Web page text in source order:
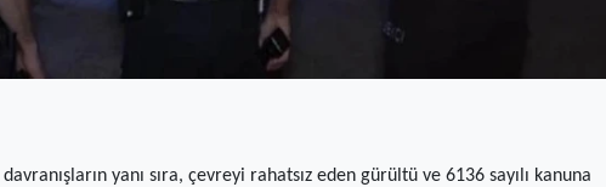
yanı sıra, çevreyi rahatsız eden gürültü ve 6136 sayılı kanuna